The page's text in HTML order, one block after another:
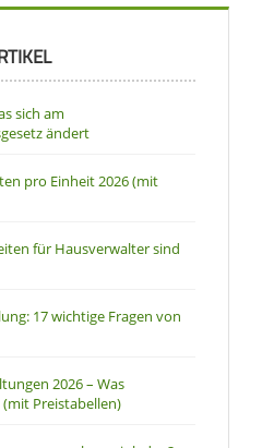
sich am
ändert
pro Einheit 2026 (mit
für Hausverwalter sind
17 wichtige Fragen von
2026 – Was
Preistabellen)